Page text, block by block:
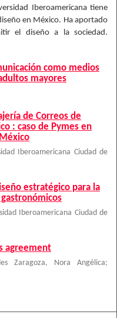
Iberoamericana tiene
en México. Ha aportado
el diseño a la sociedad.
como medios
mayores
de Correos de
: caso de Pymes en
Iberoamericana Ciudad de
estratégico para la
Iberoamericana Ciudad de
agreement
Zaragoza, Nora Angélica;